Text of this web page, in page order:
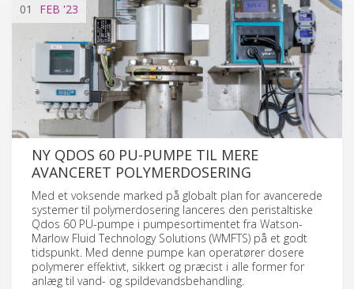
01 FEB '23
NY QDOS 60 PU-PUMPE TIL MERE
AVANCERET POLYMERDOSERING
Med et voksende marked på globalt plan for avancerede
systemer til polymerdosering lanceres den peristaltiske
Qdos 60 PU-pumpe i pumpesortimentet fra Watson-
Marlow Fluid Technology Solutions (WMFTS) på et godt
tidspunkt. Med denne pumpe kan operatører dosere
polymerer effektivt, sikkert og præcist i alle former for
anlæg til vand- og spildevandsbehandling.